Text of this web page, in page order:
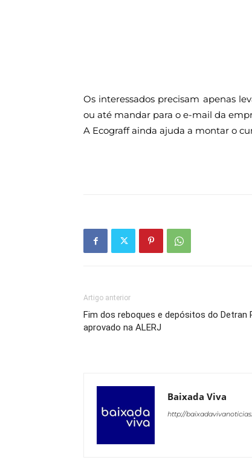
Os interessados precisam apenas
ou até mandar para o e-mail da
A Ecograff ainda ajuda a montar o
Artigo anterior
Fim dos reboques e depósitos do Detran
aprovado na ALERJ
Baixada Viva
http://